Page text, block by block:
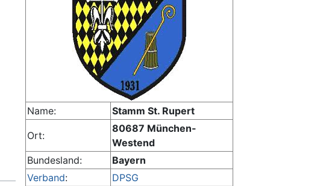
Name: Stamm St. Rupert
Ort:
80687 München-
Westend
Bundesland:
Bayern
Verband: DPSG